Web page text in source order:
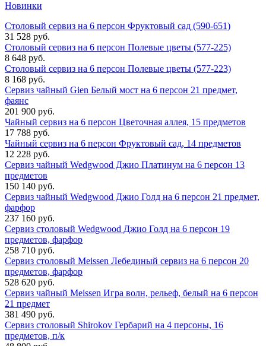
Новинки
Столовый сервиз на 6 персон Фруктовый сад (590-651)
31 528 руб.
Столовый сервиз на 6 персон Полевые цветы (577-225)
8 648 руб.
Столовый сервиз на 6 персон Полевые цветы (577-223)
8 168 руб.
Сервиз чайный Gien Белый мост на 6 персон 21 предмет,
фаянс
201 900 руб.
Чайный сервиз на 6 персон Цветочная аллея, 15 предметов
17 788 руб.
Чайный сервиз на 6 персон Фруктовый сад, 14 предметов
12 228 руб.
Сервиз чайный Wedgwood Джио Платинум на 6 персон 13
предметов
150 140 руб.
Сервиз чайный Wedgwood Джио Голд на 6 персон 21 предмет,
фарфор
237 160 руб.
Сервиз столовый Wedgwood Джио Голд на 6 персон 19
предметов, фарфор
258 710 руб.
Сервиз столовый Meissen Лебединый сервиз на 6 персон 20
предметов, фарфор
528 620 руб.
Сервиз чайный Meissen Игра волн, рельеф, белый на 6 персон
21 предмет
381 490 руб.
Сервиз столовый Shirokov Гербарий на 4 персоны, 16
предметов, п/к